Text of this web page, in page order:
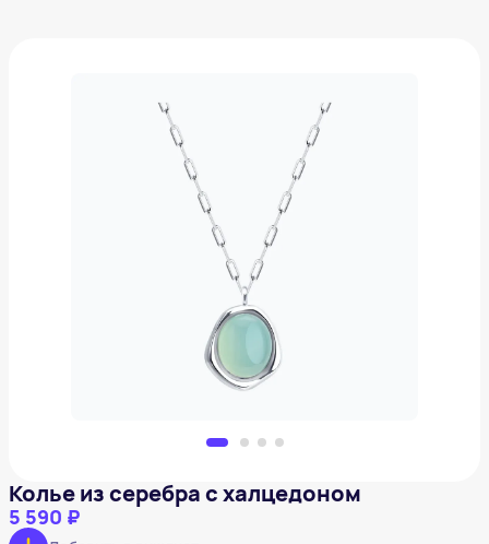
Колье из серебра с халцедоном
5 590 ₽
Добавить в вишлист
Колье из серебра с халцедоном
5 590 ₽